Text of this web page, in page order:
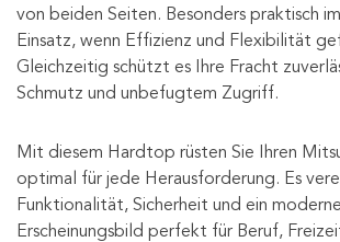
von beiden Seiten. Besonders praktisch
Einsatz, wenn Effizienz und Flexibilität
Gleichzeitig schützt es Ihre Fracht
Schmutz und unbefugtem Zugriff.
Mit diesem Hardtop rüsten Sie Ihren
optimal für jede Herausforderung. Es
Funktionalität, Sicherheit und ein
Erscheinungsbild perfekt für Beruf,